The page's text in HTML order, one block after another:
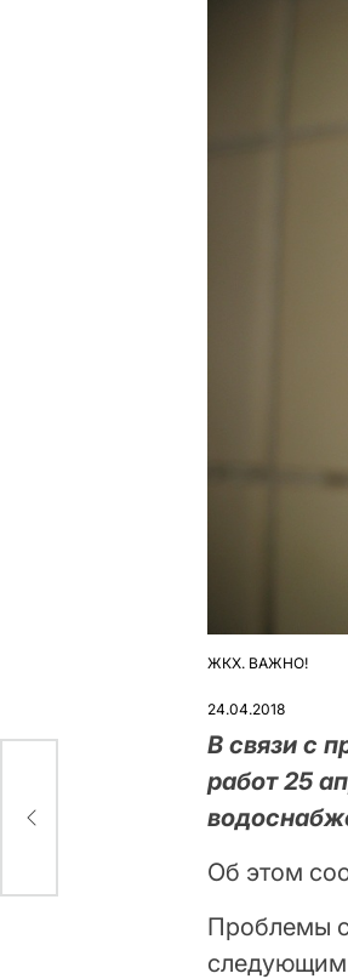
ОПУБЛІКУВАТИ
ЖКХ. ВАЖНО!
24.04.2018
В связи с
работ 25
Об этом
Проблемы